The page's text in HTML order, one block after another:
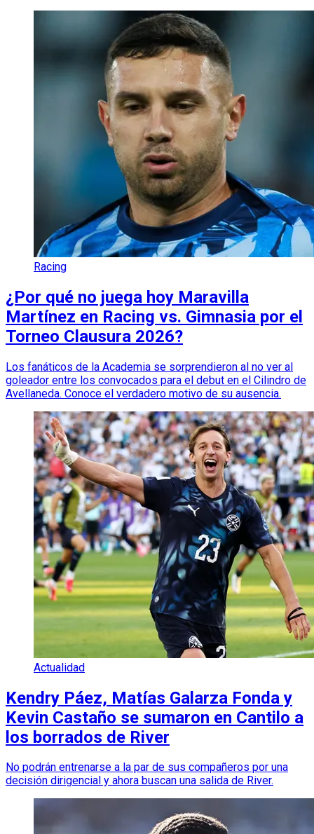
Racing
¿Por qué no juega hoy Maravilla
Martínez en Racing vs. Gimnasia por el
Torneo Clausura 2026?
Los fanáticos de la Academia se sorprendieron al no ver al
goleador entre los convocados para el debut en el Cilindro de
Avellaneda. Conoce el verdadero motivo de su ausencia.
Actualidad
Kendry Páez, Matías Galarza Fonda y
Kevin Castaño se sumaron en Cantilo a
los borrados de River
No podrán entrenarse a la par de sus compañeros por una
decisión dirigencial y ahora buscan una salida de River.